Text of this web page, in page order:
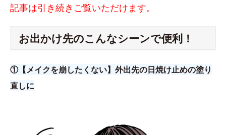
記事は引き続きご覧いただけます。
お出かけ先のこんなシーンで便利！
①【メイクを崩したくない】外出先の日焼け止めの塗り
直しに